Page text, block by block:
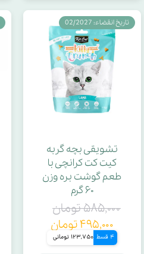
تشویقی بچه گربه
کیت کت کرانچی با
طعم گوشت بره وزن
۶۰ گرم
۵۸۵,۰۰۰ تومان
۴۹۵,۰۰۰ تومان
4 قسط 123,750 تومانی
تاریخ انقضاء: 02/2027